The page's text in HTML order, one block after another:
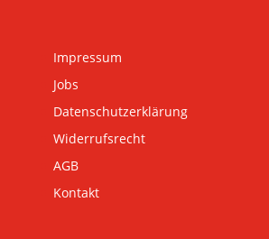
Impressum
Jobs
Datenschutzerklärung
Widerrufsrecht
AGB
Kontakt